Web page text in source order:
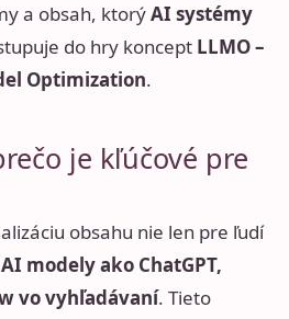
a obsah, ktorýAI systémy
do hry koncept LLMO –
Optimization.
je kľúčové pre
obsahu nie len pre ľudí
modely ako ChatGPT,
vo vyhľadávaní. Tieto